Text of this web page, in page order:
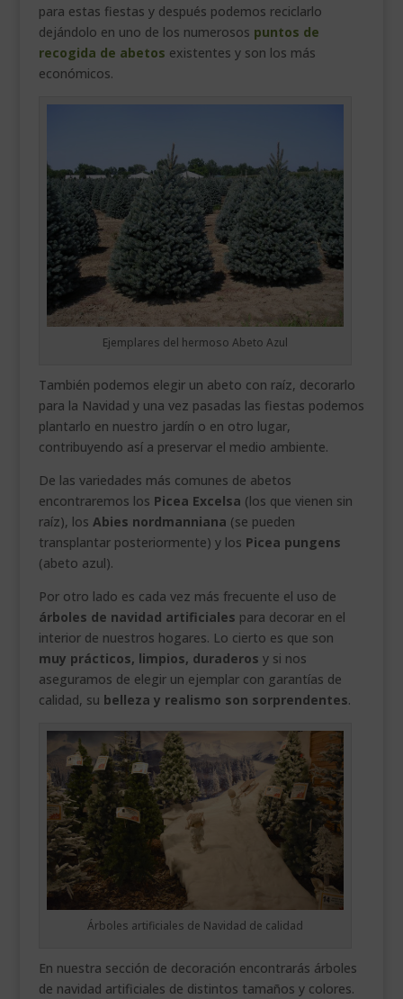
para estas fiestas y después podemos reciclarlo
dejándolo en uno de los numerosos puntos de
recogida de abetos existentes y son los más
económicos.
Ejemplares del hermoso Abeto Azul
También podemos elegir un abeto con raíz, decorarlo
para la Navidad y una vez pasadas las fiestas podemos
plantarlo en nuestro jardín o en otro lugar,
contribuyendo así a preservar el medio ambiente.
De las variedades más comunes de abetos
encontraremos los Picea Excelsa (los que vienen sin
raíz), los Abies nordmanniana (se pueden
transplantar posteriormente) y los Picea pungens
(abeto azul).
Por otro lado es cada vez más frecuente el uso de
árboles de navidad artificiales para decorar en el
interior de nuestros hogares. Lo cierto es que son
muy prácticos, limpios, duraderos y si nos
aseguramos de elegir un ejemplar con garantías de
calidad, su belleza y realismo son sorprendentes.
Árboles artificiales de Navidad de calidad
En nuestra sección de decoración encontrarás árboles
de navidad artificiales de distintos tamaños y colores.